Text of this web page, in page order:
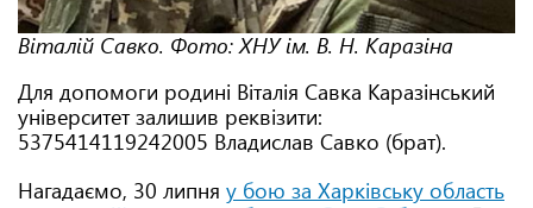
Віталій Савко. Фото: ХНУ ім. В. Н. Каразіна
Для допомоги родині Віталія Савка Каразінський
університет залишив реквізити:
5375414119242005 Владислав Савко (брат).
Нагадаємо, 30 липня у бою за Харківську область